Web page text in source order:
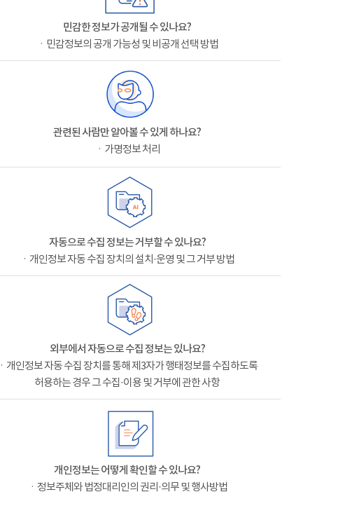
민감한 정보가 공개될 수 있나요?
ㆍ민감정보의 공개 가능성 및 비공개 선택 방법
관련된 사람만 알아볼 수 있게 하나요?
ㆍ가명정보 처리
자동으로 수집 정보는 거부할 수 있나요?
ㆍ개인정보 자동 수집 장치의 설치·운영 및 그 거부 방법
외부에서 자동으로 수집 정보는 있나요?
ㆍ개인정보 자동 수집 장치를 통해 제3자가 행태정보를 수집하도록
허용하는 경우 그 수집·이용 및 거부에 관한 사항
개인정보는 어떻게 확인할 수 있나요?
ㆍ정보주체와 법정대리인의 권리·의무 및 행사방법